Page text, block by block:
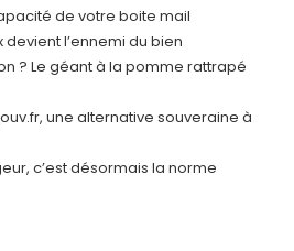
de votre boite mail
l’ennemi du bien
? Le géant à la pomme rattrapé
une alternative souveraine à
c’est désormais la norme